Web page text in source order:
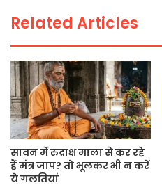
k
Related Articles
सावन में रुद्राक्ष माला से कर रहे
हैं मंत्र जाप? तो भूलकर भी न करें
ये गलतियां